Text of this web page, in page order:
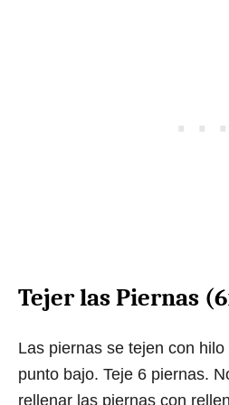
Tejer las Piernas
Las piernas se tejen con hilo
punto bajo. Teje 6 piernas.
rellenar las piernas con